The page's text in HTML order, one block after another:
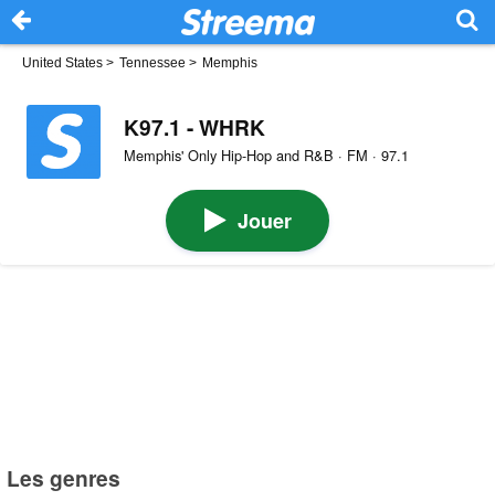
United States > Tennessee > Memphis
K97.1 - WHRK
Memphis' Only Hip-Hop and R&B · FM · 97.1
Jouer
Les genres